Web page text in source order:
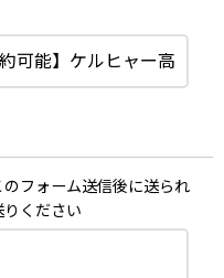
フォーム送信後に送られ
ください